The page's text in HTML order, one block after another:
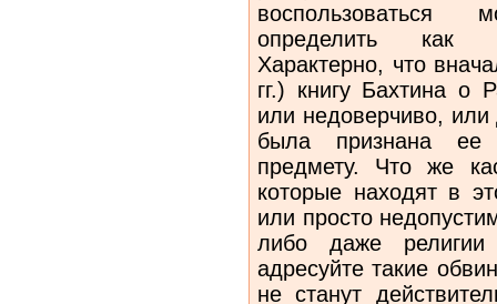
определить как
Характерно, что
гг.) книгу Бахтина о
или недоверчиво,
была признана ее
предмету. Что же
которые находят в
или просто
либо даже
адресуйте такие
не станут